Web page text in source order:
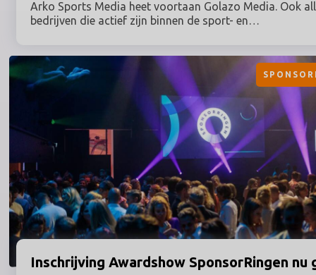
Arko Sports Media heet voortaan Golazo Media. Ook
bedrijven die actief zijn binnen de sport- en
rebranding gaat een bredere strategie schuil om
bedrijf en één merk naar buiten te treden en zo de
gradenbenadering duidelijk te maken.
Inschrijving Awardshow SponsorRingen nu